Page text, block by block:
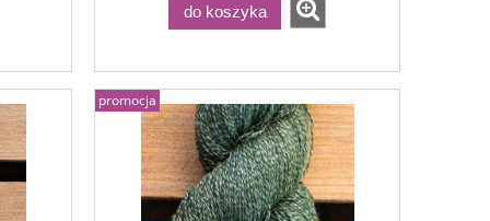
do koszyka
promocja